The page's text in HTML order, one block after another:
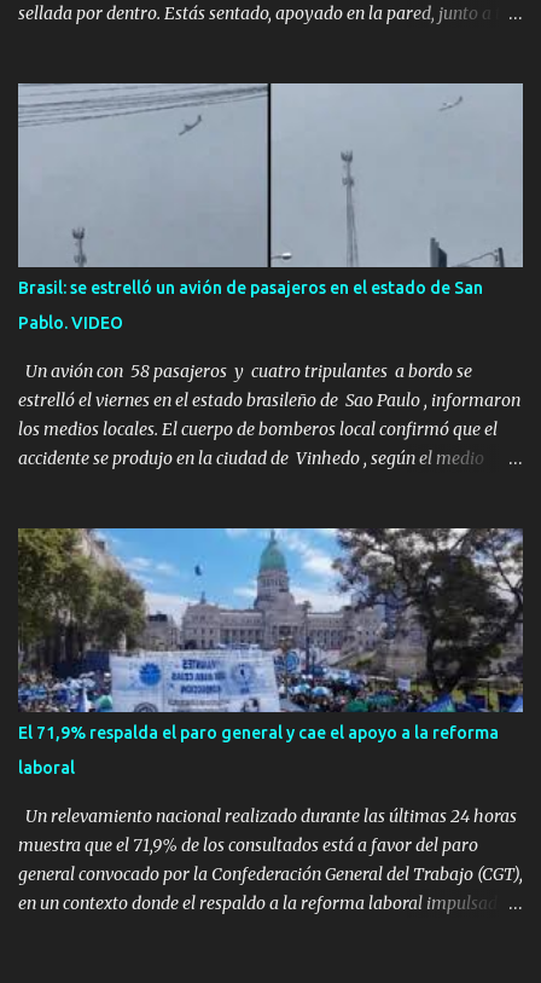
sellada por dentro. Estás sentado, apoyado en la pared, junto a tu
una historia de monstruos de película. Esta es la historia real de
Sarah y Andrew. Es la historia de cómo un viaje de tres días al
desierto se convirtió en un misterio de ocho años, cuya respuesta
resultó ser más aterradora de lo que nadie podría haber
una pareja normal de Colorado. Ella tenía 26 años. Él, 28. No eran
aficionados a los deportes extremos ni expertos en supervivencia.
Eran simplemente dos personas que se amaban y querían pasar
un fin de semana lejos de la ciudad. Su plan era de lo más sencillo.
Tomar su viejo pero confiable auto, con...
Brasil: se estrelló un avión de pasajeros en el estado de San
Pablo. VIDEO
Un avión con 58 pasajeros y cuatro tripulantes a bordo se
estrelló el viernes en el estado brasileño de Sao Paulo , informaron
los medios locales. El cuerpo de bomberos local confirmó que el
accidente se produjo en la ciudad de Vinhedo , según el medio
una gran zona en llamas y humo saliendo de un aparente fuselaje
del avión. Otras imágenes de GloboNews mostraban un avión que
descendía verticalmente en espiral mientras que un usuario
compartió las llamas y la densa humareda negra que salían de la
nave, que se había estrellado a metros de su casa, entre los
árboles. Según confirmó la aerolínea, Voepass Linhas Aéreas, se
trataba de un avión turbohélice modelo ATR-72 que cubría la ruta
Cascavel - Guarulhos. Este modelo tiene capacidad para
transportar a 68 pasajeros. La primera llamad...
El 71,9% respalda el paro general y cae el apoyo a la reforma
laboral
Un relevamiento nacional realizado durante las últimas 24 horas
muestra que el 71,9% de los consultados está a favor del paro
general convocado por la Confederación General del Trabajo (CGT),
en un contexto donde el respaldo a la reforma laboral impulsada